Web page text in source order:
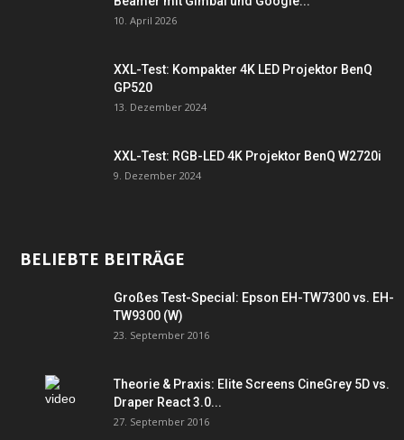
10. April 2026
XXL-Test: Kompakter 4K LED Projektor BenQ
GP520
13. Dezember 2024
XXL-Test: RGB-LED 4K Projektor BenQ W2720i
9. Dezember 2024
BELIEBTE BEITRÄGE
Großes Test-Special: Epson EH-TW7300 vs. EH-
TW9300 (W)
23. September 2016
Theorie & Praxis: Elite Screens CineGrey 5D vs.
Draper React 3.0...
27. September 2016